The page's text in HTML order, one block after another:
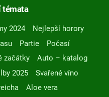
témata
2024
Nejlepší horory
Partie
Počasí
začátky
Auto – katalog
2025
Svařené víno
Aloe vera